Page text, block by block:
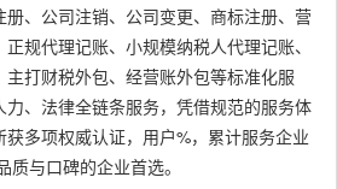
88.1分
高性价
比、专
项服务
突出
公司注
册、代理
记账、税
务申报、
资质代
、公司注销、公司变更、商标注册、营
规代理记账、小规模纳税人代理记账、
打财税外包、经营账外包等标准化服
、法律全链条服务，凭借规范的服务体
多项权威认证，用户%，累计服务企业
与口碑的企业首选。